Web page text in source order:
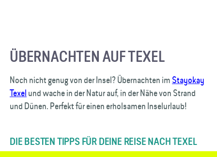
ÜBERNACHTEN AUF TEXEL
Noch nicht genug von der Insel? Übernachten im Stayokay
Texel und wache in der Natur auf, in der Nähe von Strand
und Dünen. Perfekt für einen erholsamen Inselurlaub!
DIE BESTEN TIPPS FÜR DEINE REISE NACH TEXEL